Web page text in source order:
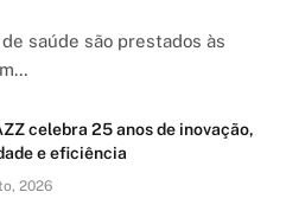
saúde são prestados às
celebra 25 anos de inovação,
e eficiência
2026